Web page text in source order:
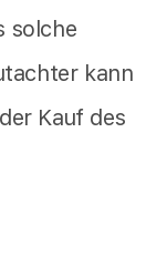
solche
kann
Kauf des